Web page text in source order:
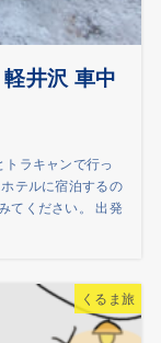
井沢 車中
トラキャンで行っ
テルに宿泊するの
てください。 出発
くるま旅